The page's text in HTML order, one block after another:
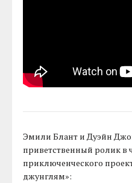
Эмили Блант и Дуэйн
приветственный ролик в
приключенческого
джунглям»: